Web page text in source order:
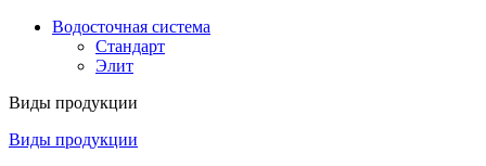
Водосточная система
Стандарт
Элит
Виды продукции
Виды продукции